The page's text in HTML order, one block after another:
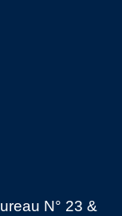
N° 23 &